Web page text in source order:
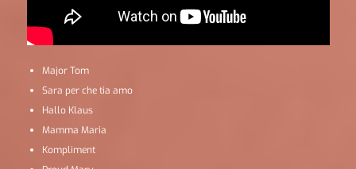
Major Tom
Sara per che tia amo
Hallo Klaus
Mamma Maria
Kompliment